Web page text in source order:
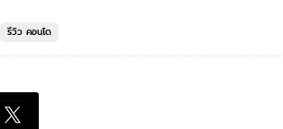
รีวิว คอนโด